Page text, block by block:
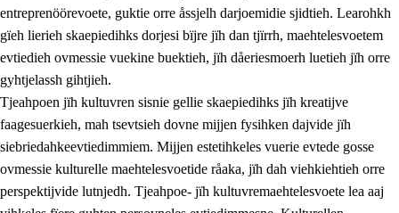
entreprenöörevoete, guktie orre åssjelh darjoemidie sjidtieh. Learohkh
gïeh lierieh skaepiedihks dorjesi bïjre jïh dan tjïrrh, maehtelesvoetem
evtiedieh ovmessie vuekine buektieh, jïh dåeriesmoerh luetieh jïh orre
gyhtjelassh gihtjieh.
Tjeahpoen jïh kultuvren sisnie gellie skaepiedihks jïh kreatijve
faagesuerkieh, mah tsevtsieh dovne mijjen fysihken dajvide jïh
siebriedahkeevtiedimmiem. Mijjen estetihkeles vuerie evtede gosse
ovmessie kulturelle maehtelesvoetide råaka, jïh dah viehkiehtieh orre
perspektijvide lutnjedh. Tjeahpoe- jïh kultuvremaehtelesvoete lea aaj